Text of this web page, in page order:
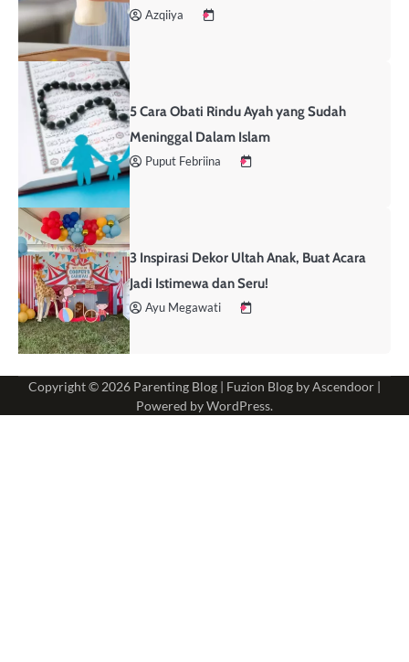
Azqiiya
5 Cara Obati Rindu Ayah yang Sudah
Meninggal Dalam Islam
Puput Febriina
3 Inspirasi Dekor Ultah Anak, Buat Acara
Jadi Istimewa dan Seru!
Ayu Megawati
Copyright © 2026 Parenting Blog | Fuzion Blog byAscendoor |
Powered byWordPress.